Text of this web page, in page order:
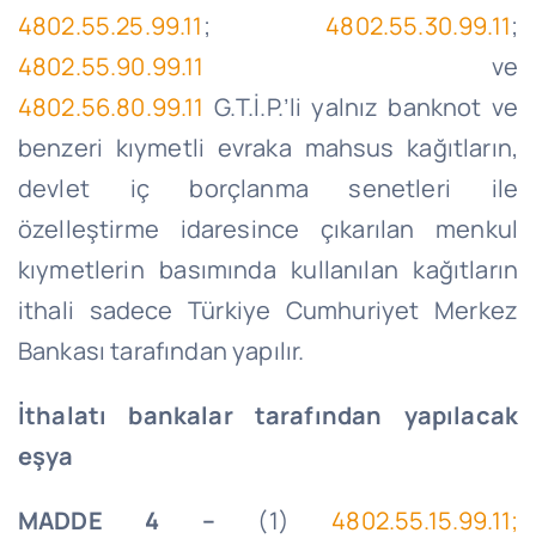
4802.55.25.99.11; 4802.55.30.99.11;
4802.55.90.99.11 ve
4802.56.80.99.11 G.T.İ.P.’li yalnız banknot ve
benzeri kıymetli evraka mahsus kağıtların,
devlet iç borçlanma senetleri ile
özelleştirme idaresince çıkarılan menkul
kıymetlerin basımında kullanılan kağıtların
ithali sadece Türkiye Cumhuriyet Merkez
Bankası tarafından yapılır.
İthalatı bankalar tarafından yapılacak
eşya
MADDE 4 – (1) 4802.55.15.99.11;